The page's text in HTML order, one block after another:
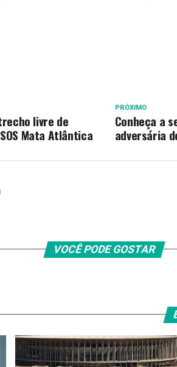
PRÓXIMO
Conheça a
adversária
livre de
Mata Atlântica
VOCÊ PODE GOSTAR